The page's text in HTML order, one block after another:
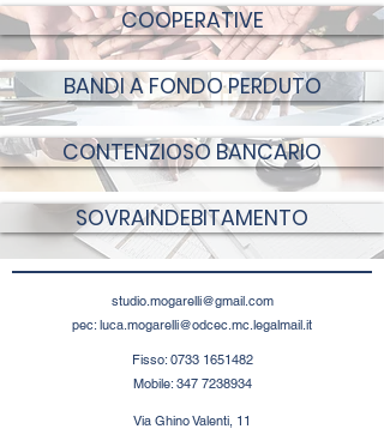
COOPERATIVE
BANDI A FONDO PERDUTO
CONTENZIOSO BANCARIO
SOVRAINDEBITAMENTO
studio.mogarelli@gmail.com
pec: luca.mogarelli@odcec.mc.legalmail.it
Fisso: 0733 1651482
Mobile: 347 7238934
Via Ghino Valenti, 11